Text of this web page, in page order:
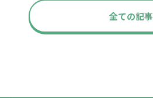
全ての記事